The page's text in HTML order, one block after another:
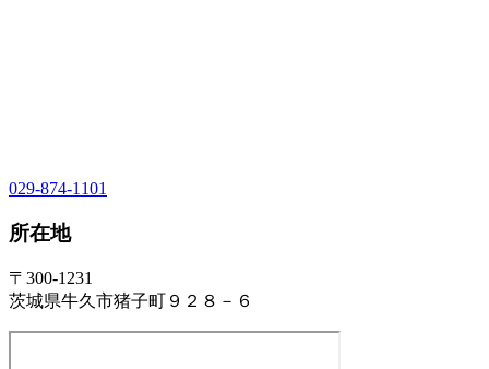
029-874-1101
所在地
〒300-1231
茨城県牛久市猪子町９２８－６